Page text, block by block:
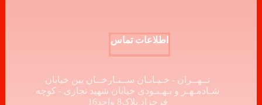
اطلاعات تماس
تــهــران - خـیـابـان ســتـارخــان بین خیابان
شـادمـهـر و بـهـبـودی خیابان شهید نجاری - کوچه
فرحزاد پلاک8 واحد16